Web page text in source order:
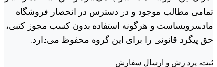
تمامی مطالب موجود و در دسترس در انحصار فروشگاه
مادسرویساست و هرگونه استفاده بدون کسب مجوز کتبی،
حق پیگرد قانونی را برای این گروه محفوظ می‏‌دارد.
ثبت، پردازش و ارسال سفارش